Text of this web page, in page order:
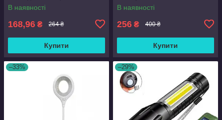
В наявності
168,96 ₴ 264 ₴
Купити
В наявності
256 ₴ 400 ₴
Купити
–33% –29%